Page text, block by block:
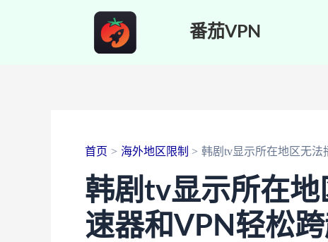
番茄VPN
首页 海外地区限制 韩剧tv显示所在地区无法
韩剧tv显示所在地
速器和VPN轻松